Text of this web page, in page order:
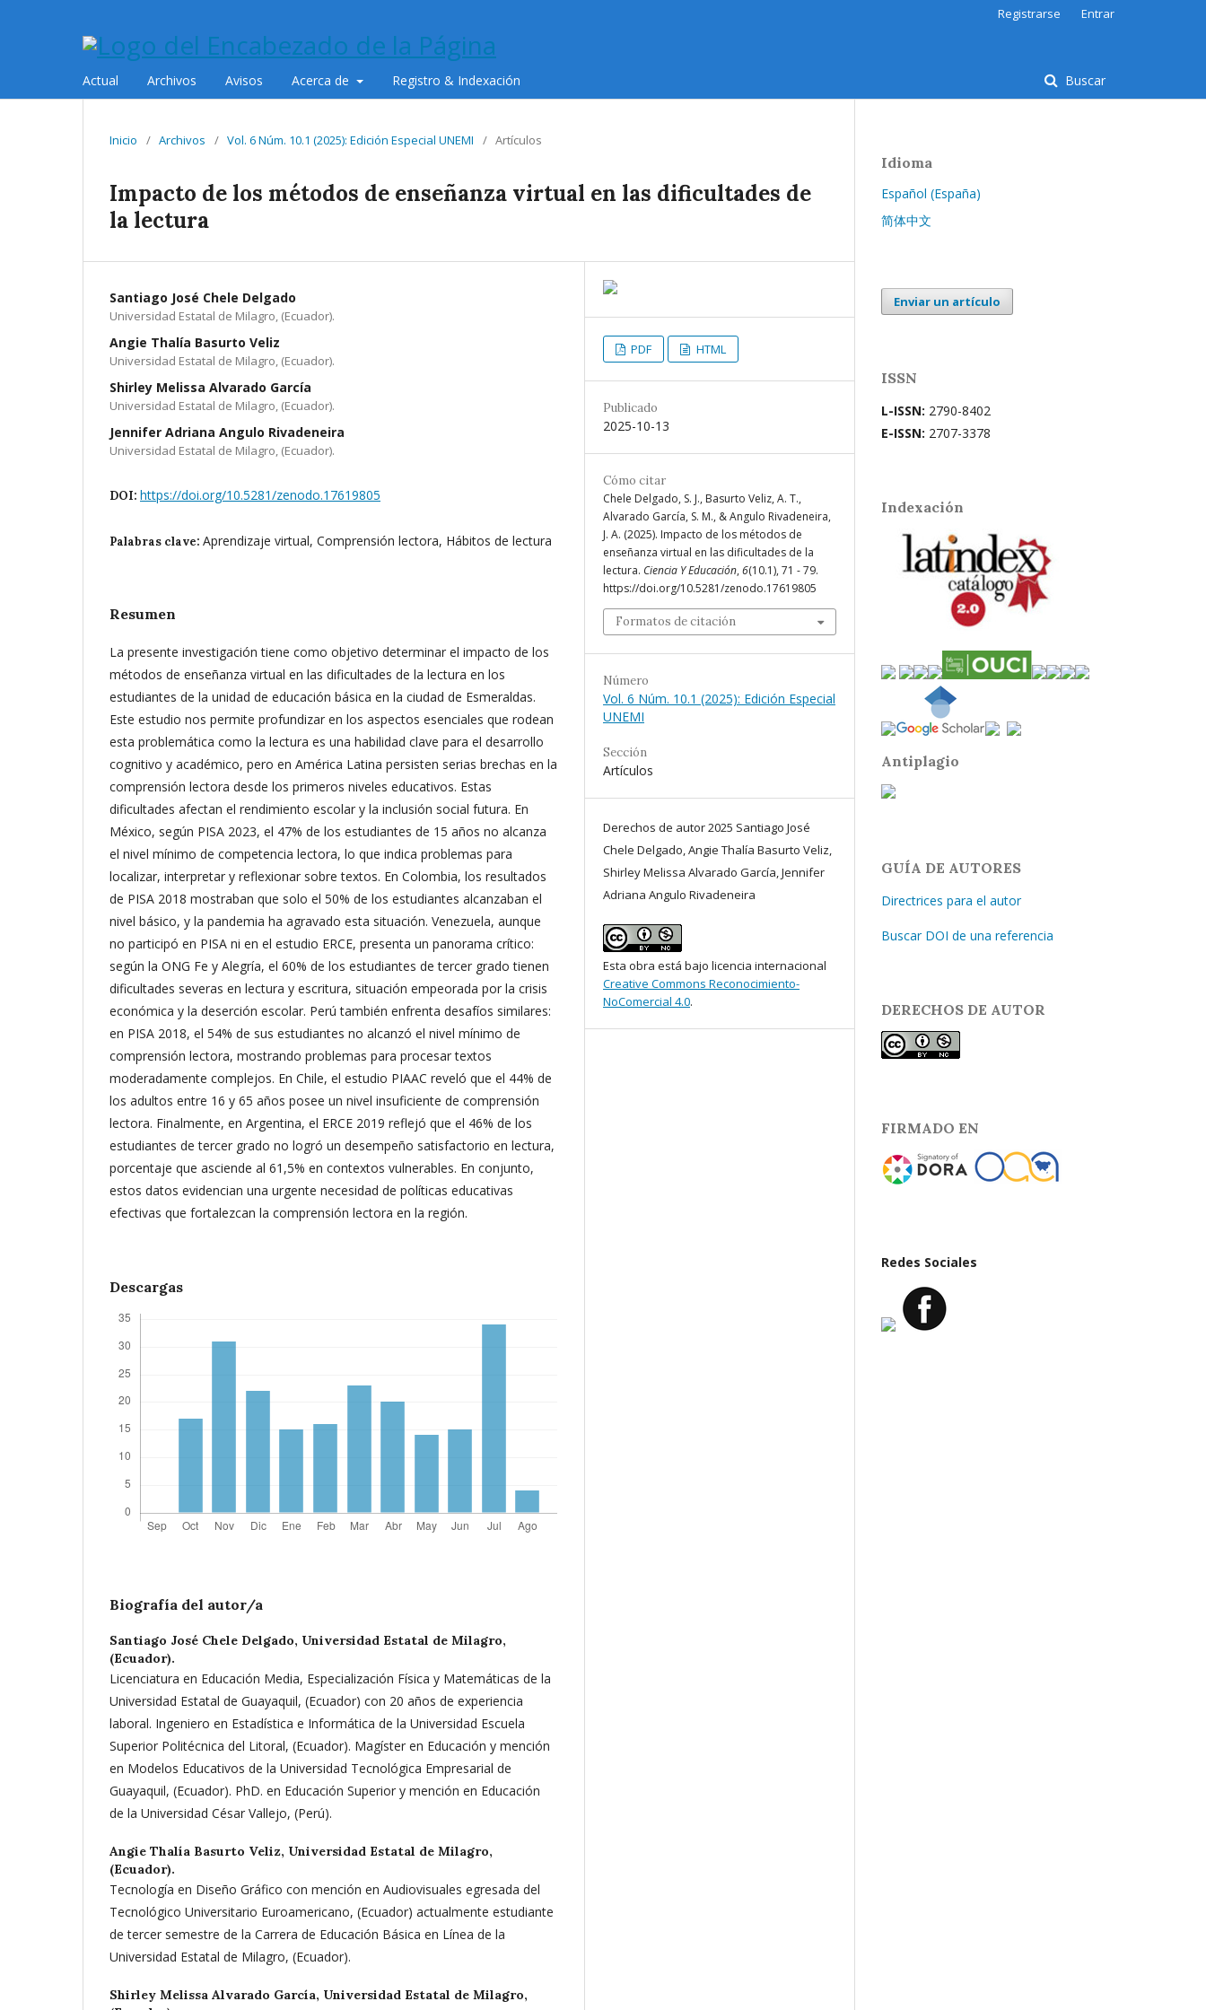
Actual Archivos Avisos Acerca de Registro & Indexación Buscar
Registrarse Entrar
Inicio / Archivos / Vol. 6 Núm. 10.1 (2025): Edición Especial UNEMI / Artículos
Impacto de los métodos de enseñanza virtual en las dificultades de
la lectura
Santiago José Chele Delgado
Universidad Estatal de Milagro, (Ecuador).
Angie Thalía Basurto Veliz
Universidad Estatal de Milagro, (Ecuador).
Shirley Melissa Alvarado García
Universidad Estatal de Milagro, (Ecuador).
Jennifer Adriana Angulo Rivadeneira
Universidad Estatal de Milagro, (Ecuador).
DOI: https://doi.org/10.5281/zenodo.17619805
Palabras clave: Aprendizaje virtual, Comprensión lectora, Hábitos de lectura
Resumen
La presente investigación tiene como objetivo determinar el impacto de los
métodos de enseñanza virtual en las dificultades de la lectura en los
estudiantes de la unidad de educación básica en la ciudad de Esmeraldas.
Este estudio nos permite profundizar en los aspectos esenciales que rodean
esta problemática como la lectura es una habilidad clave para el desarrollo
cognitivo y académico, pero en América Latina persisten serias brechas en la
comprensión lectora desde los primeros niveles educativos. Estas
dificultades afectan el rendimiento escolar y la inclusión social futura. En
México, según PISA 2023, el 47% de los estudiantes de 15 años no alcanza
el nivel mínimo de competencia lectora, lo que indica problemas para
localizar, interpretar y reflexionar sobre textos. En Colombia, los resultados
de PISA 2018 mostraban que solo el 50% de los estudiantes alcanzaban el
nivel básico, y la pandemia ha agravado esta situación. Venezuela, aunque
no participó en PISA ni en el estudio ERCE, presenta un panorama crítico:
según la ONG Fe y Alegría, el 60% de los estudiantes de tercer grado tienen
dificultades severas en lectura y escritura, situación empeorada por la crisis
económica y la deserción escolar. Perú también enfrenta desafíos similares:
en PISA 2018, el 54% de sus estudiantes no alcanzó el nivel mínimo de
comprensión lectora, mostrando problemas para procesar textos
moderadamente complejos. En Chile, el estudio PIAAC reveló que el 44% de
los adultos entre 16 y 65 años posee un nivel insuficiente de comprensión
lectora. Finalmente, en Argentina, el ERCE 2019 reflejó que el 46% de los
estudiantes de tercer grado no logró un desempeño satisfactorio en lectura,
porcentaje que asciende al 61,5% en contextos vulnerables. En conjunto,
estos datos evidencian una urgente necesidad de políticas educativas
efectivas que fortalezcan la comprensión lectora en la región.
Descargas
Biografía del autor/a
Santiago José Chele Delgado, Universidad Estatal de Milagro,
(Ecuador).
Licenciatura en Educación Media, Especialización Física y Matemáticas de la
Universidad Estatal de Guayaquil, (Ecuador) con 20 años de experiencia
laboral. Ingeniero en Estadística e Informática de la Universidad Escuela
Superior Politécnica del Litoral, (Ecuador). Magíster en Educación y mención
en Modelos Educativos de la Universidad Tecnológica Empresarial de
Guayaquil, (Ecuador). PhD. en Educación Superior y mención en Educación
de la Universidad César Vallejo, (Perú).
Angie Thalía Basurto Veliz, Universidad Estatal de Milagro,
(Ecuador).
Tecnología en Diseño Gráfico con mención en Audiovisuales egresada del
Tecnológico Universitario Euroamericano, (Ecuador) actualmente estudiante
de tercer semestre de la Carrera de Educación Básica en Línea de la
Universidad Estatal de Milagro, (Ecuador).
Shirley Melissa Alvarado García, Universidad Estatal de Milagro,
PDF HTML
Publicado
2025-10-13
Cómo citar
Chele Delgado, S. J., Basurto Veliz, A. T.,
Alvarado García, S. M., & Angulo Rivadeneira,
J. A. (2025). Impacto de los métodos de
enseñanza virtual en las dificultades de la
lectura. Ciencia Y Educación, 6(10.1), 71 - 79.
https://doi.org/10.5281/zenodo.17619805
Formatos de citación
Número
Vol. 6 Núm. 10.1 (2025): Edición Especial
UNEMI
Sección
Artículos
Derechos de autor 2025 Santiago José
Chele Delgado, Angie Thalía Basurto Veliz,
Shirley Melissa Alvarado García, Jennifer
Adriana Angulo Rivadeneira
Esta obra está bajo licencia internacional
Creative Commons Reconocimiento-
NoComercial 4.0.
Idioma
Español (España)
简体中文
Enviar un artículo
ISSN
L-ISSN: 2790-8402
E-ISSN: 2707-3378
Indexación
Antiplagio
GUÍA DE AUTORES
Directrices para el autor
Buscar DOI de una referencia
DERECHOS DE AUTOR
FIRMADO EN
Redes Sociales